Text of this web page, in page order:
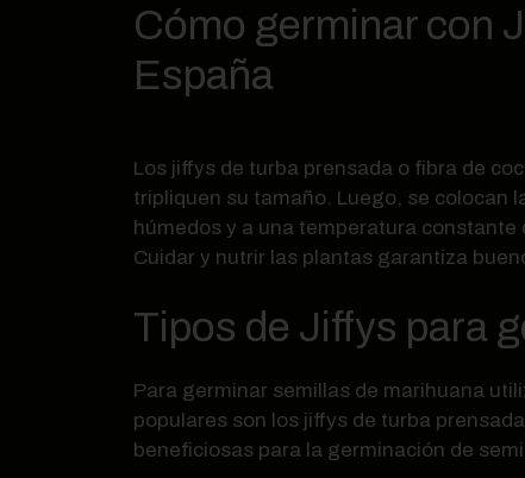
Cómo germinar con
España
Los jiffys de turba prensada o fibra de
tripliquen su tamaño. Luego, se colocan
húmedos y a una temperatura
Cuidar y nutrir las plantas garantiza
Tipos de Jiffys para
Para germinar semillas de marihuana
populares son los jiffys de turba
beneficiosas para la germinación de